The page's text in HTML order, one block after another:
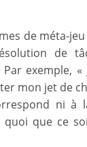
de méta-
de
exemple, «
mon jet de
ni à
quoi que ce